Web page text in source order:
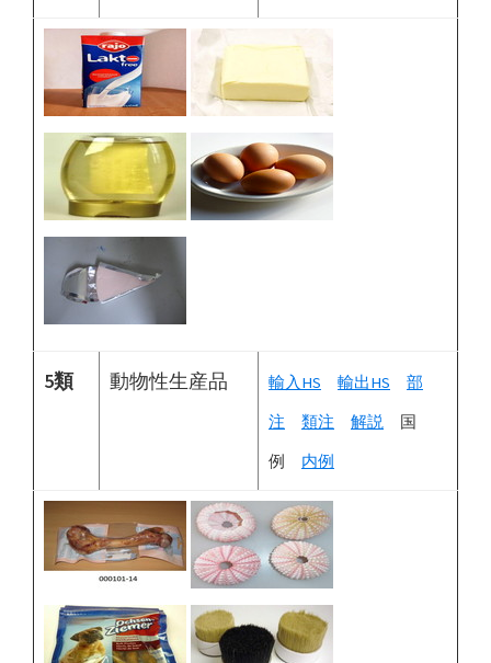
5類 動物性生産品 輸入HS 輸出HS
部
注
類注 解説 国
例 内例